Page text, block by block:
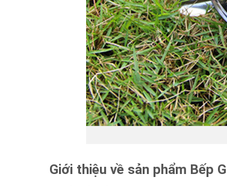
Giới thiệu về sản phẩm Bếp